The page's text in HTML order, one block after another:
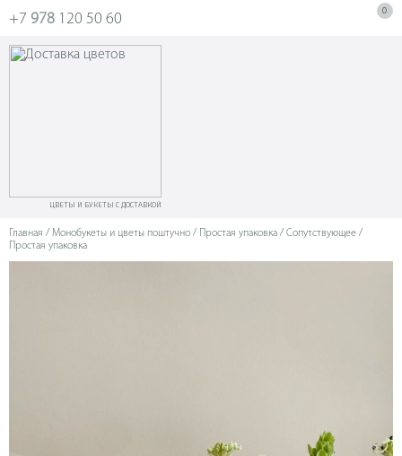
+7 978 120 50 60 0
ЦВЕТЫ И БУКЕТЫ С ДОСТАВКОЙ
Главная / Монобукеты и цветы поштучно / Простая упаковка / Сопутствующее /
Простая упаковка